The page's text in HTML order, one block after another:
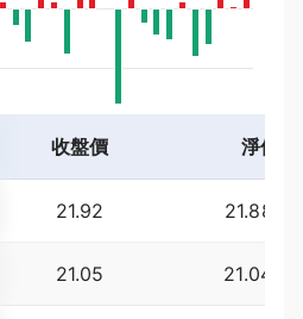
折溢價
07/1507/1707/2107/23
收盤價 淨值
21.92 21.8847
21.05 21.0482